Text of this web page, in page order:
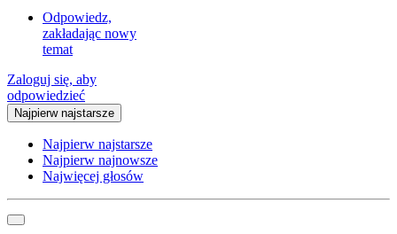
Odpowiedz,
zakładając nowy
temat
Zaloguj się, aby
odpowiedzieć
Najpierw najstarsze
Najpierw najstarsze
Najpierw najnowsze
Najwięcej głosów